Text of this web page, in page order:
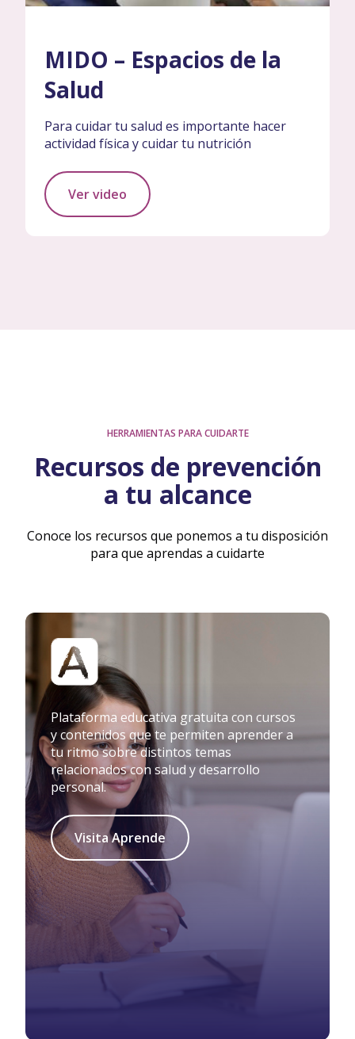
MIDO – Espacios de la
Salud
Para cuidar tu salud es importante hacer
actividad física y cuidar tu nutrición
Ver video
HERRAMIENTAS PARA CUIDARTE
Recursos de prevención
a tu alcance
Conoce los recursos que ponemos a tu disposición
para que aprendas a cuidarte
Plataforma educativa gratuita con cursos
y contenidos que te permiten aprender a
tu ritmo sobre distintos temas
relacionados con salud y desarrollo
personal.
Visita Aprende